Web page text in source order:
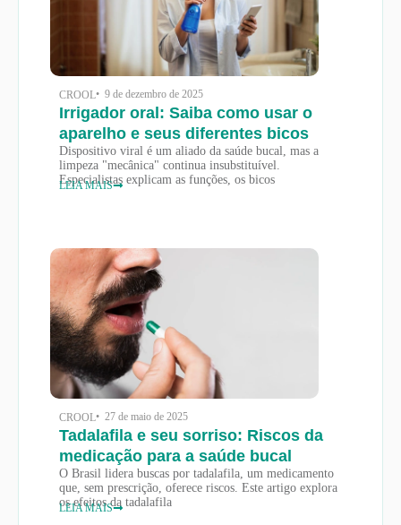
CROOL• 9 de dezembro de 2025
Irrigador oral: Saiba como usar o
aparelho e seus diferentes bicos
Dispositivo viral é um aliado da saúde bucal, mas a
limpeza "mecânica" continua insubstituível.
Especialistas explicam as funções, os bicos
LEIA MAIS
CROOL• 27 de maio de 2025
Tadalafila e seu sorriso: Riscos da
medicação para a saúde bucal
O Brasil lidera buscas por tadalafila, um medicamento
que, sem prescrição, oferece riscos. Este artigo explora
os efeitos da tadalafila
LEIA MAIS